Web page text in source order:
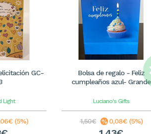
GC-
Light
(5%)
Bolsa de regalo - Feliz
cumpleaños azul- Grande
Luciano's Gifts
1,50€ 0,08€ (5%)